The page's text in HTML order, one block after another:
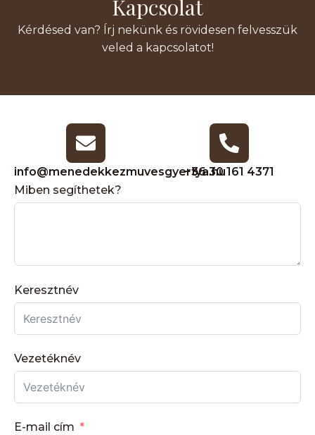
Kapcsolat
Kérdésed van? Írj nekünk és rövidesen felvesszük
veled a kapcsolatot!
Miben segíthetek?
Keresztnév
Vezetéknév
E-mail cím
info@menedekkezmuvesgyertya.hu+36 30 161 4371